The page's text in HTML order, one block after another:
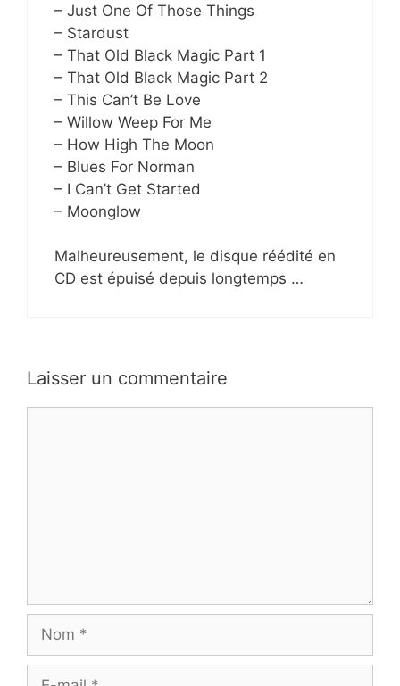
– Just One Of Those Things
– Stardust
– That Old Black Magic Part 1
– That Old Black Magic Part 2
– This Can’t Be Love
– Willow Weep For Me
– How High The Moon
– Blues For Norman
– I Can’t Get Started
– Moonglow
Malheureusement, le disque réédité en
CD est épuisé depuis longtemps …
Laisser un commentaire